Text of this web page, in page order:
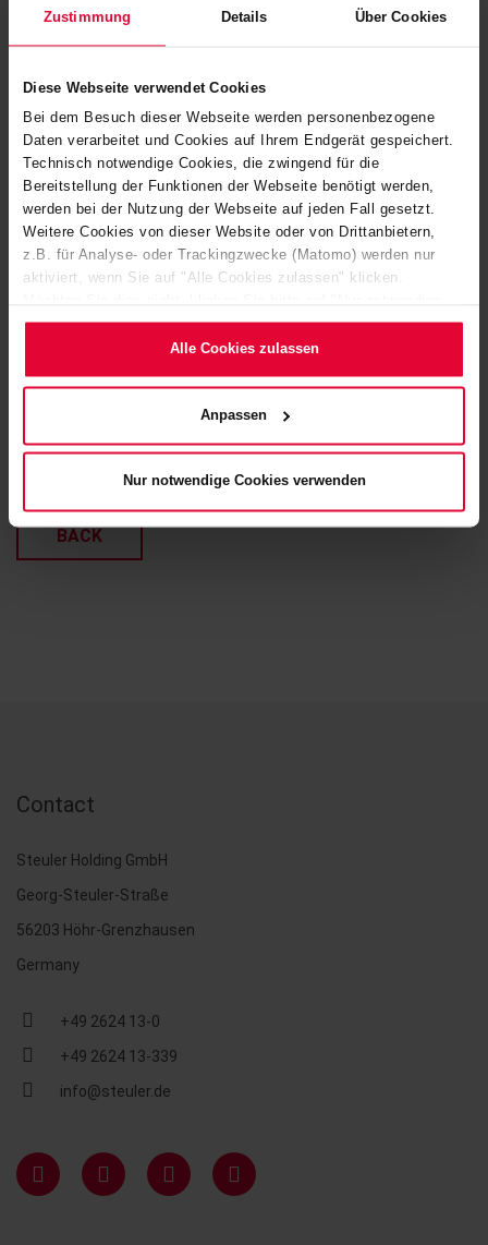
Zustimmung Details Über Cookies
Diese Webseite verwendet Cookies
Bei dem Besuch dieser Webseite werden personenbezogene
Daten verarbeitet und Cookies auf Ihrem Endgerät gespeichert.
Technisch notwendige Cookies, die zwingend für die
Bereitstellung der Funktionen der Webseite benötigt werden,
werden bei der Nutzung der Webseite auf jeden Fall gesetzt.
Weitere Cookies von dieser Website oder von Drittanbietern,
z.B. für Analyse- oder Trackingzwecke (Matomo) werden nur
aktiviert, wenn Sie auf "Alle Cookies zulassen" klicken.
Cookies verwenden". Mehr dazu (einschließlich der Möglichkeit,
die Einwilligungserklärung zu ändern oder zu widerrufen)
Website) bzw. derDatenschutzerklärung.
Alle Cookies zulassen
Anpassen
Nur notwendige Cookies verwenden
Zum Start liegt der Schwerpunkt der Steuler Linings Corp.
auf dem Geschäftsfeld Refractory Linings – insbesondere
Plateaus für die grobkeramische Industrie. Die Ausweitung
auf weitere Aktivitäten auch anderer Geschäftsfelder wird
sukzessive vorangetrieben.
[Translate to English:]
BACK
Contact
Steuler Holding GmbH
Georg-Steuler-Straße
56203 Höhr-Grenzhausen
Germany
+49 2624 13-0
+49 2624 13-339
info@steuler.de